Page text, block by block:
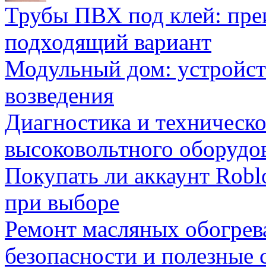
Трубы ПВХ под клей:
подходящий вариант
Модульный дом:
возведения
Диагностика и
высоковольтного
Покупать ли аккаунт
при выборе
Ремонт масляных
безопасности и полезные